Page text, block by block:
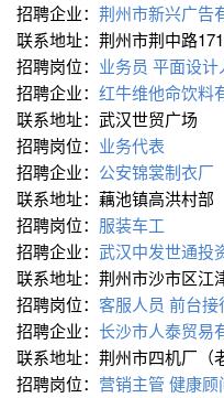
招聘企业： 荆州市新兴广告
联系地址：荆州市荆中路
招聘岗位： 业务员 平面设计
招聘企业： 红牛维他命饮料
联系地址：武汉世贸广场
招聘岗位： 业务代表
招聘企业： 公安锦裳制衣厂
联系地址：藕池镇高洪村部
招聘岗位： 服装车工
招聘企业： 武汉中发世通投
联系地址：荆州市沙市区江
招聘岗位： 客服人员 前台接
招聘企业： 长沙市人泰贸易
联系地址：荆州市四机厂（
招聘岗位： 营销主管 健康顾